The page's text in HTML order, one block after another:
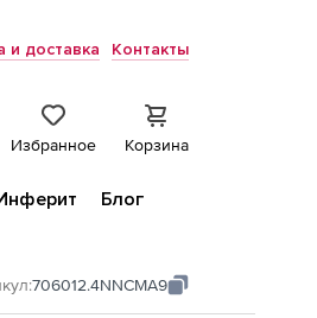
и доставка Контакты
Избранное Корзина
Блог
706012.4NNCMA9